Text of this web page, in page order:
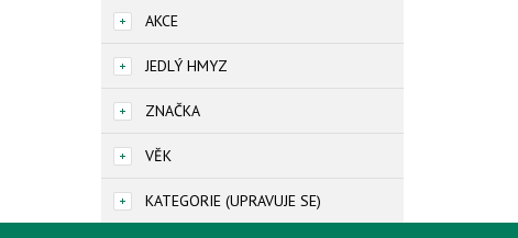
AKCE
JEDLÝ HMYZ
ZNAČKA
VĚK
KATEGORIE (UPRAVUJE SE)